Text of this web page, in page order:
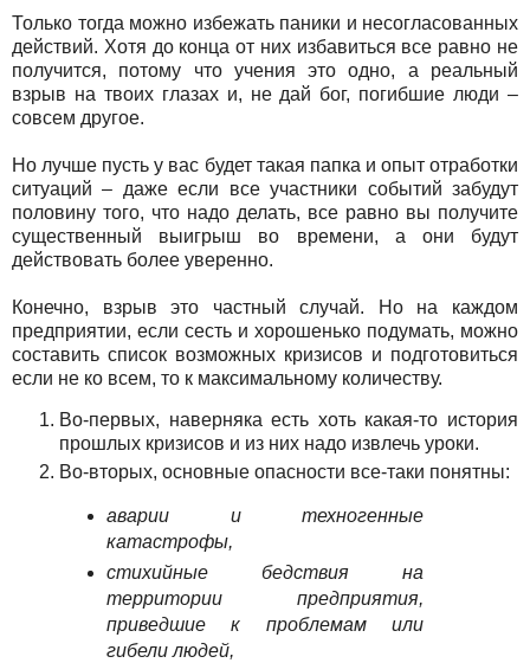
Только тогда можно избежать паники и несогласованных
действий. Хотя до конца от них избавиться все равно не
получится, потому что учения это одно, а реальный
взрыв на твоих глазах и, не дай бог, погибшие люди –
совсем другое.
Но лучше пусть у вас будет такая папка и опыт отработки
ситуаций – даже если все участники событий забудут
половину того, что надо делать, все равно вы получите
существенный выигрыш во времени, а они будут
действовать более уверенно.
Конечно, взрыв это частный случай. Но на каждом
предприятии, если сесть и хорошенько подумать, можно
составить список возможных кризисов и подготовиться
если не ко всем, то к максимальному количеству.
Во-первых, наверняка есть хоть какая-то история
прошлых кризисов и из них надо извлечь уроки.
Во-вторых, основные опасности все-таки понятны:
аварии и техногенные
катастрофы,
стихийные бедствия на
территории предприятия,
приведшие к проблемам или
гибели людей,